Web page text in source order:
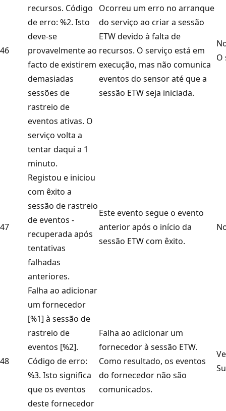
46
recursos. Código
de erro: %2. Isto
deve-se
provavelmente ao
facto de existirem
demasiadas
sessões de
rastreio de
eventos ativas. O
serviço volta a
tentar daqui a 1
minuto.
Ocorreu um erro no arranque
do serviço ao criar a sessão
ETW devido à falta de
recursos. O serviço está em
execução, mas não comunica
eventos do sensor até que a
sessão ETW seja iniciada.
O
47
Registou e iniciou
com êxito a
sessão de rastreio
de eventos -
recuperada após
tentativas
falhadas
anteriores.
Este evento segue o evento
anterior após o início da
sessão ETW com êxito.
48
Falha ao adicionar
um fornecedor
[%1] à sessão de
rastreio de
eventos [%2].
Código de erro:
%3. Isto significa
que os eventos
deste fornecedor
Falha ao adicionar um
fornecedor à sessão ETW.
Como resultado, os eventos
do fornecedor não são
comunicados.